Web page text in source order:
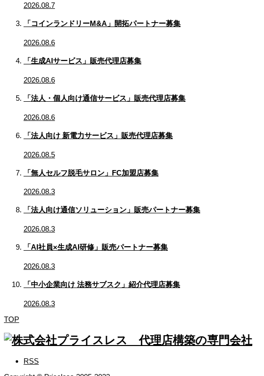
2026.08.7
「コインランドリーM&A」開拓パートナー募集
2026.08.6
「生成AIサービス」販売代理店募集
2026.08.6
「法人・個人向け通信サービス」販売代理店募集
2026.08.6
「法人向け 新電力サービス」販売代理店募集
2026.08.5
「無人セルフ脱毛サロン」FC加盟店募集
2026.08.3
「法人向け通信ソリューション」販売パートナー募集
2026.08.3
「AI社員×生成AI研修」販売パートナー募集
2026.08.3
「中小企業向け 法務サブスク」紹介代理店募集
2026.08.3
TOP
RSS